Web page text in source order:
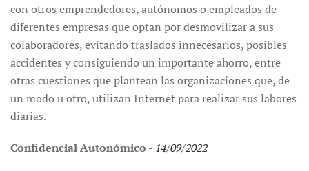
con otros emprendedores, autónomos o empleados de
diferentes empresas que optan por desmovilizar a sus
colaboradores, evitando traslados innecesarios, posibles
accidentes y consiguiendo un importante ahorro, entre
otras cuestiones que plantean las organizaciones que, de
un modo u otro, utilizan Internet para realizar sus labores
diarias.
Confidencial Autonómico - 14/09/2022